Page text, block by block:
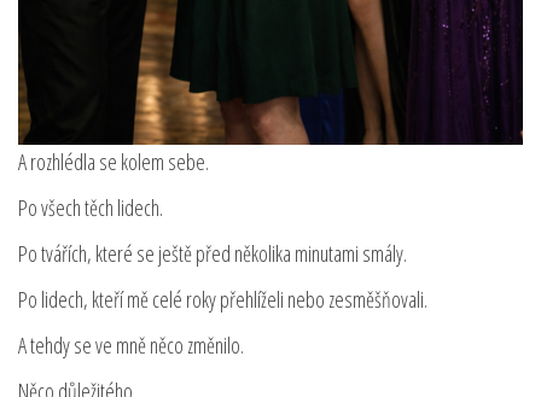
A rozhlédla se kolem sebe.
Po všech těch lidech.
Po tvářích, které se ještě před několika minutami smály.
Po lidech, kteří mě celé roky přehlíželi nebo zesměšňovali.
A tehdy se ve mně něco změnilo.